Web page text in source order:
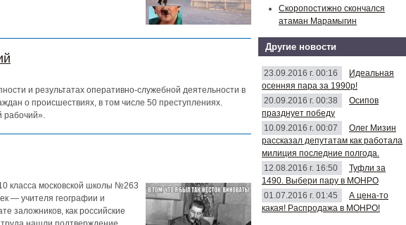
и результатах оперативно-служебной деятельности в
о происшествиях, в том числе 50 преступлениях.
рабочий».
класса московской школы №263
— учителя географии и
заложников, как российские
Скоропостижно скончался
атаман Марамыгин
Другие новости
23.09.2016 г. 00:16
Идеальная
осенняя пара за 1990р!
20.09.2016 г. 00:38
Осипов
празднует победу
10.09.2016 г. 00:07
Олег Мизин
рассказал депутатам как работала
милиция последние полгода.
12.08.2016 г. 16:50
Туфли за
1490. Выбери пару в МОНРО
01.07.2016 г. 01:45
А цена-то
какая! Распродажа в МОНРО!